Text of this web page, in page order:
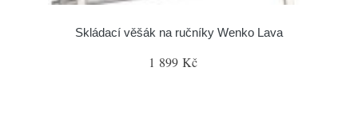
Skládací věšák na ručníky Wenko Lava
1 899 Kč